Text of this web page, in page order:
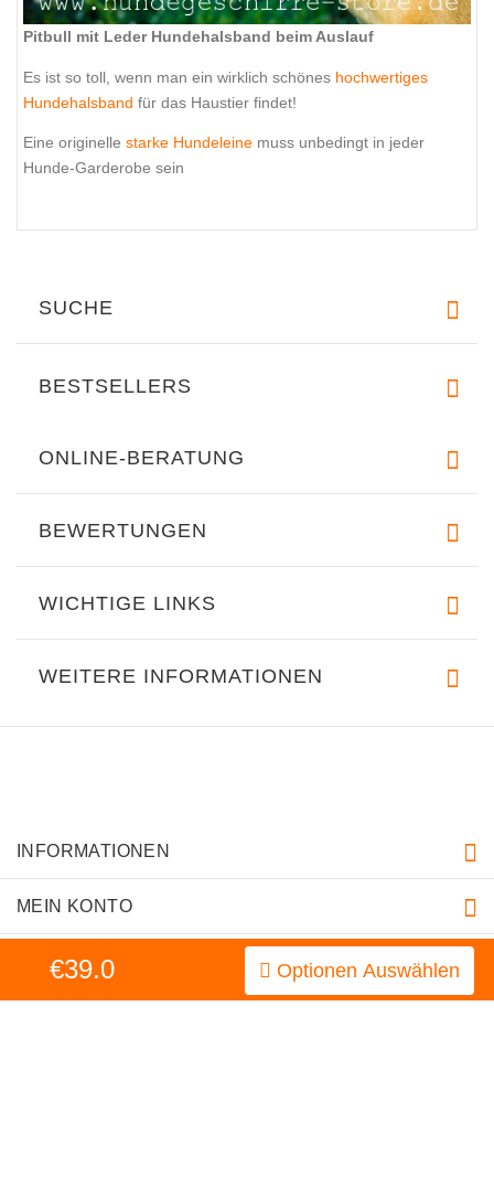
€39.0 Optionen Auswählen
Pitbull mit Leder Hundehalsband beim Auslauf
Es ist so toll, wenn man ein wirklich schönes hochwertiges
Hundehalsband für das Haustier findet!
Eine originelle starke Hundeleine muss unbedingt in jeder
Hunde-Garderobe sein
SUCHE
BESTSELLERS
ONLINE-BERATUNG
BEWERTUNGEN
WICHTIGE LINKS
WEITERE INFORMATIONEN
INFORMATIONEN
MEIN KONTO
KUNDENDIENST